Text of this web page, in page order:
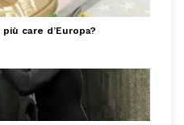
care d’Europa?